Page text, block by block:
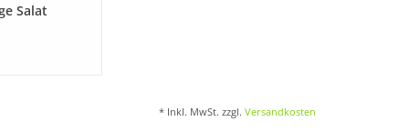
Ofengemüse – Kürbis ist universell
Salat
* Inkl. MwSt. zzgl. Versandkosten